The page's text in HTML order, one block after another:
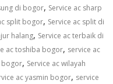
di bogor, Service ac sharp
split bogor, Service ac split di
halang, Service ac terbaik di
ac toshiba bogor, service ac
bogor, Service ac wilayah
ac yasmin bogor, service